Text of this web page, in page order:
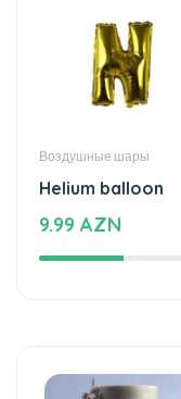
Воздушные шары
Helium balloon
9.99 AZN